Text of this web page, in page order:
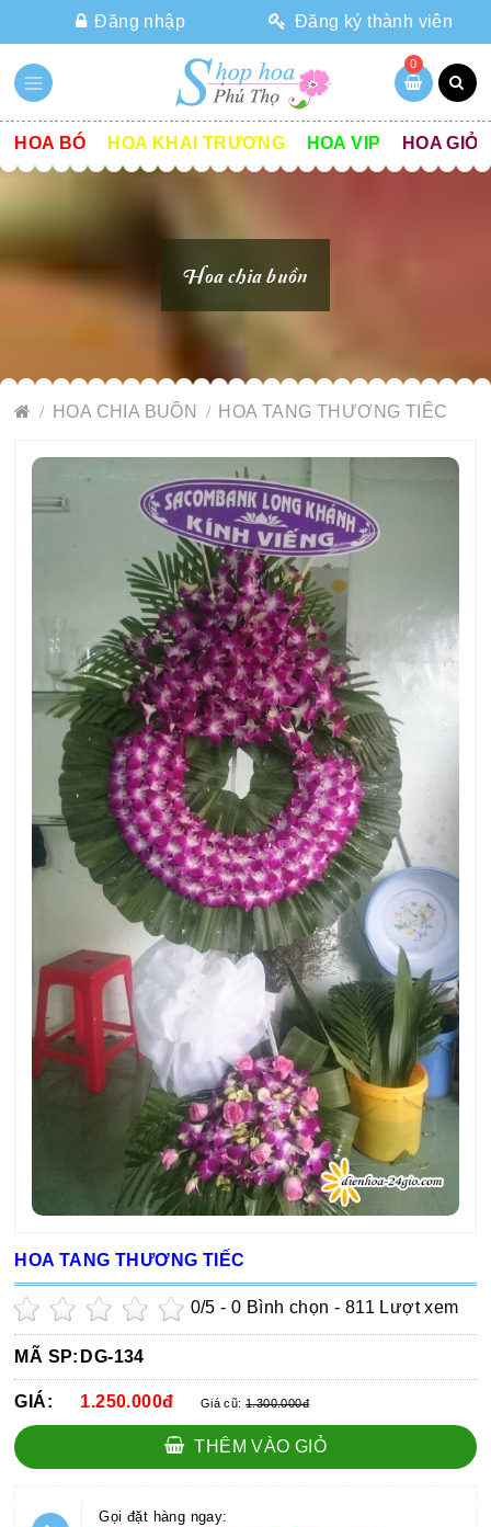
Đăng nhập Đăng ký thành viên
0
HOA BÓ HOA KHAI TRƯƠNG HOA VIP HOA GIỎ
Hoa chia buồn
HOA CHIA BUỒN HOA TANG THƯƠNG TIẾC
HOA TANG THƯƠNG TIẾC
0/5 -0 Bình chọn - 811 Lượt xem
MÃ SP: DG-134
GIÁ: 1.250.000đ Giá cũ:1.300.000đ
THÊM VÀO GIỎ
Gọi đặt hàng ngay: